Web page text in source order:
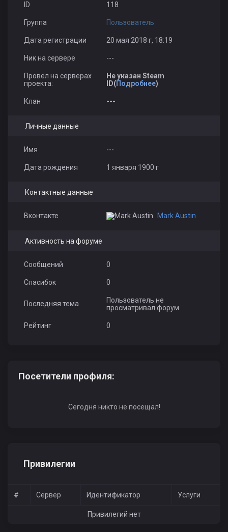
ID 118
Группа Пользователь
Дата регистрации 20 мая 2018 г, 18:19
Ник на сервере ---
Провёл на серверах
проекта:
Не указан Steam
ID(Подробнее)
Клан ---
Личные данные
Имя ---
Дата рождения 1 января 1900 г
Контактные данные
Вконтакте Mark Austin
Активность на форуме
Сообщений 0
Спасибок 0
Последняя тема
Пользователь не
просматривал форум
Рейтинг 0
Посетители профиля:
Сегодня никто не посещал!
Привилегии
# Сервер Идентификатор Услуги
Привилегий нет